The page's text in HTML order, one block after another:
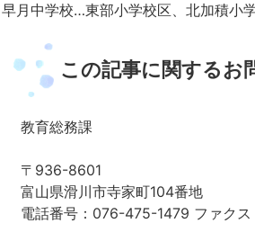
早月中学校…東部小学校区、北加積小
この記事に関するお
教育総務課
〒936-8601
富山県滑川市寺家町104番地
電話番号：076-475-1479 ファク